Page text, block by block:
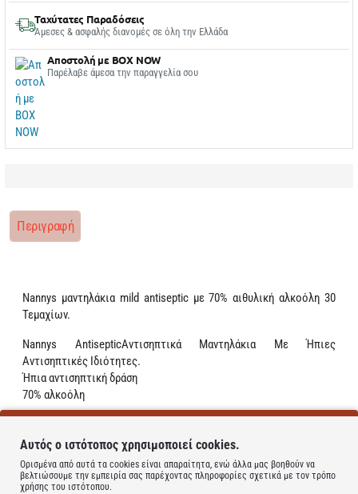
Ταχύτατες Παραδόσεις
Άμεσες & ασφαλής διανομές σε όλη την Ελλάδα
Αποστολή με BOX NOW
Παρέλαβε άμεσα την παραγγελία σου
Περιγραφή
Nannys μαντηλάκια mild antiseptic με 70% αιθυλική αλκοόλη 30
Τεμαχίων.
Nannys AntisepticΑντισηπτικά Μαντηλάκια Με Ήπιες
Αντισηπτικές Ιδιότητες.
Ήπια αντισηπτική δράση
70% αλκοόλη
Αυτός ο ιστότοπος χρησιμοποιεί cookies.
Ορισμένα από αυτά τα cookies είναι απαραίτητα, ενώ άλλα μας βοηθούν να
βελτιώσουμε την εμπειρία σας παρέχοντας πληροφορίες σχετικά με τον τρόπο
χρήσης του ιστότοπου.